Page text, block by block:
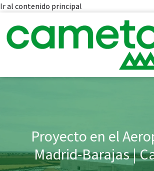
Ir al contenido principal
Proyecto en el
Madrid-Barajas |